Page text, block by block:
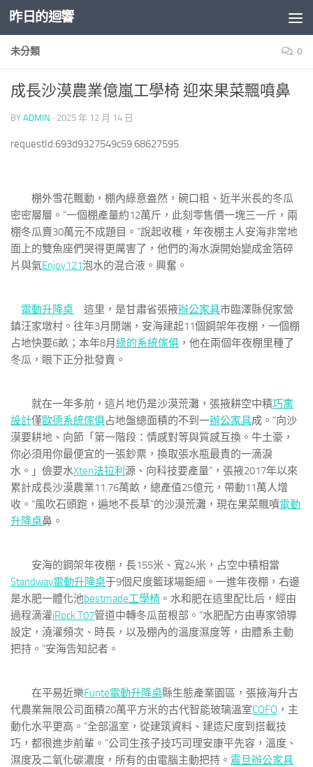
Skip to content
昨日的迴響
未分類 0
成長沙漠農業億嵐工學椅 迎來果菜飄噴鼻
BY ADMIN · 2025 年 12 月 14 日
requestId:693d9327549c59.68627595.
棚外雪花飄動，棚內綠意盎然，碗口粗、近半米長的冬瓜
密密層層。“一個棚產量約12萬斤，此刻零售價一塊三一斤，兩
棚冬瓜賣30萬元不成題目。”說起收穫，年夜棚主人安海非常地
面上的雙魚座們哭得更厲害了，他們的海水淚開始變成金箔碎
片與氣Enjoy121泡水的混合液。興奮。
電動升降桌 這里，是甘肅省張掖辦公家具市臨澤縣倪家營
鎮汪家墩村。往年3月開端，安海建起11個鋼架年夜棚，一個棚
占地快要6畝；本年8月 綠的系統傢俱 ，他在兩個年夜棚里種了
冬瓜，眼下正分批發賣。
就在一年多前，這片地仍是沙漠荒灘，張掖耕空中積巧寓
設計僅歐德系統傢俱占地盤總面積的不到一辦公家具成。“向沙
漠要耕地、向節「第一階段：情感對等與質感互換。牛土豪，
你必須用你最便宜的一張鈔票，換取張水瓶最貴的一滴淚
水。」儉要水Xten法拉利 源、向科技要產量”，張掖2017年以來
累計成長沙漠農業11.76萬畝，總產值25億元，帶動11萬人增
收。“風吹石頭跑，遍地不長草”的沙漠荒灘，現在果菜飄噴電動
升降桌鼻。
安海的鋼架年夜棚，長155米、寬24米，占空中積相當
Standway電動升降桌于9個尺度籃球場鉅細。一進年夜棚，右邊
是水肥一體化池bestmade工學椅 。水和肥在這里配比后，經由
過程滴灌iRock T07管道中轉冬瓜苗根部。“水肥配方由專家領導
設定，澆灌頻次、時長，以及棚內的溫度濕度等，由體系主動
把持。”安海告知記者。
在平易近樂Funte電動升降桌縣生態產業園區，張掖海升古
代農業無限公司面積20萬平方米的古代智能玻璃溫室COFO ，主
動化水平更高。“全部溫室，從建筑資料、建造尺度到搭載技
巧，都很進步前輩。”公司生孩子技巧司理安康平先容，溫度、
濕度及二氧化碳濃度，所有的由電腦主動把持。 震旦辦公家具